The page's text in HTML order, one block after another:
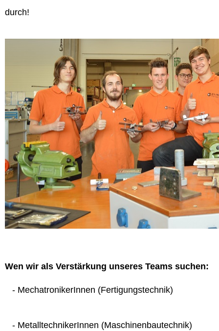
durch!
Wen wir als Verstärkung unseres Teams suchen:
- MechatronikerInnen (Fertigungstechnik)
- MetalltechnikerInnen (Maschinenbautechnik)